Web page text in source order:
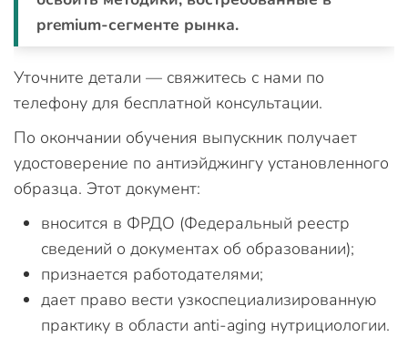
premium-сегменте рынка.
Уточните детали — свяжитесь с нами по
телефону для бесплатной консультации.
По окончании обучения выпускник получает
удостоверение по антиэйджингу установленного
образца. Этот документ:
вносится в ФРДО (Федеральный реестр
сведений о документах об образовании);
признается работодателями;
дает право вести узкоспециализированную
практику в области anti-aging нутрициологии.